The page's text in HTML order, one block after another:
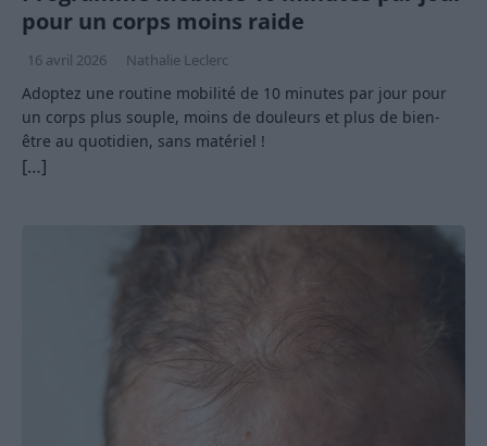
pour un corps moins raide
16 avril 2026 Nathalie Leclerc
Adoptez une routine mobilité de 10 minutes par jour pour
un corps plus souple, moins de douleurs et plus de bien-
être au quotidien, sans matériel !
[…]